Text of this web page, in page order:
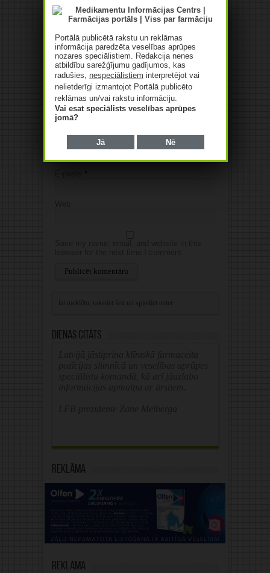
Jūsu komentārs
Jūsu e-pasta adrese netiks
publicēta.Atzīmētie lauki ir obligāti*
Dienas citāts
Reklāma
Reklāma
Portālā publicētā rakstu un reklāmas
informācija paredzēta veselības aprūpes
nozares speciālistiem. Redakcija nenes
atbildību sarežģījumu gadījumos, kas
radušies, nespeciālistiem interpretējot vai
nelietderīgi izmantojot Portālā publicēto
reklāmas un/vai rakstu informāciju.
Vai esat speciālists veselības aprūpes
jomā?
Jā Nē